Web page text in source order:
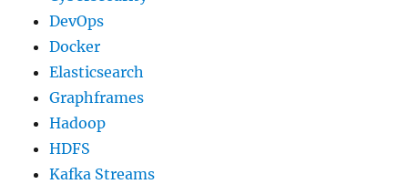
DevOps
Docker
Elasticsearch
Graphframes
Hadoop
HDFS
Kafka Streams